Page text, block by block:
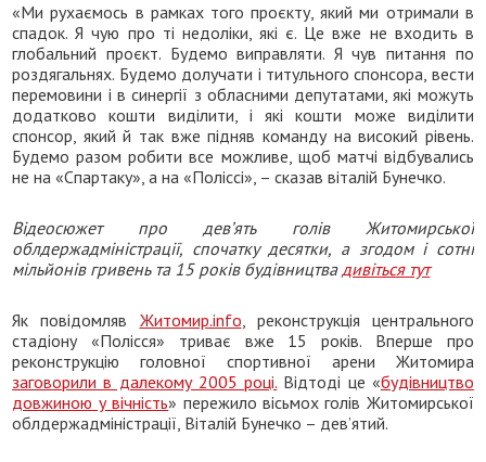
«Ми рухаємось в рамках того проєкту, який ми отримали в
спадок. Я чую про ті недоліки, які є. Це вже не входить в
глобальний проєкт. Будемо виправляти. Я чув питання по
роздягальнях. Будемо долучати і титульного спонсора, вести
перемовини і в синергії з обласними депутатами, які можуть
додатково кошти виділити, і які кошти може виділити
спонсор, який й так вже підняв команду на високий рівень.
Будемо разом робити все можливе, щоб матчі відбувались
не на «Спартаку», а на «Поліссі», – сказав віталій Бунечко.
Відеосюжет про дев’ять голів Житомирської
облдержадміністрації, спочатку десятки, а згодом і сотні
мільйонів гривень та 15 років будівництвадивіться тут
Як повідомляв Житомир.info, реконструкція центрального
стадіону «Полісся» триває вже 15 років. Вперше про
реконструкцію головної спортивної арени Житомира
заговорили в далекому 2005 році. Відтоді це «будівництво
довжиною у вічність» пережило вісьмох голів Житомирської
облдержадміністрації, Віталій Бунечко – дев’ятий.